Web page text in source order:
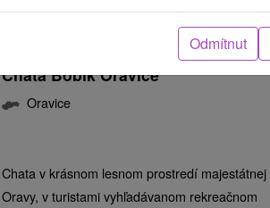
Chata Bobík Oravice
Oravice
Chata v krásnom lesnom prostredí majestátnej
Oravy, v turistami vyhľadávanom rekreačnom
Odmítnut